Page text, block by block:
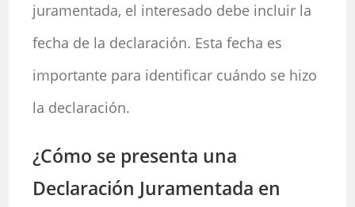
juramentada, el interesado debe incluir la
fecha de la declaración. Esta fecha es
importante para identificar cuándo se hizo
la declaración.
¿Cómo se presenta una
Declaración Juramentada en